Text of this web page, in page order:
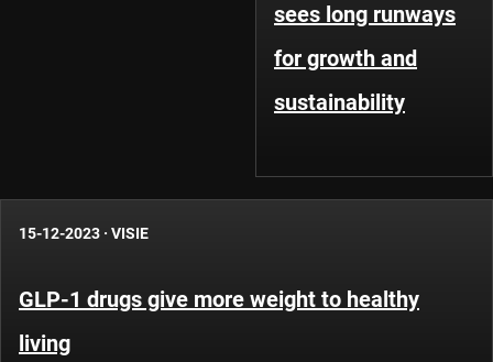
sees long runways
for growth and
sustainability
15-12-2023 · VISIE
GLP-1 drugs give more weight to healthy
living